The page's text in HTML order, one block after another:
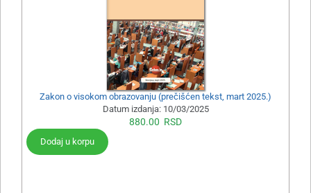
Zakon o visokom obrazovanju (prečišćen tekst, mart 2025.)
Datum izdanja: 10/03/2025
880.00 RSD
Dodaj u korpu